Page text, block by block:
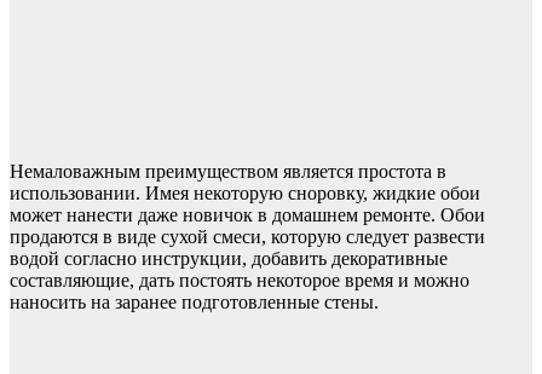
Немаловажным преимуществом является простота в
использовании. Имея некоторую сноровку, жидкие обои
может нанести даже новичок в домашнем ремонте. Обои
продаются в виде сухой смеси, которую следует развести
водой согласно инструкции, добавить декоративные
составляющие, дать постоять некоторое время и можно
наносить на заранее подготовленные стены.